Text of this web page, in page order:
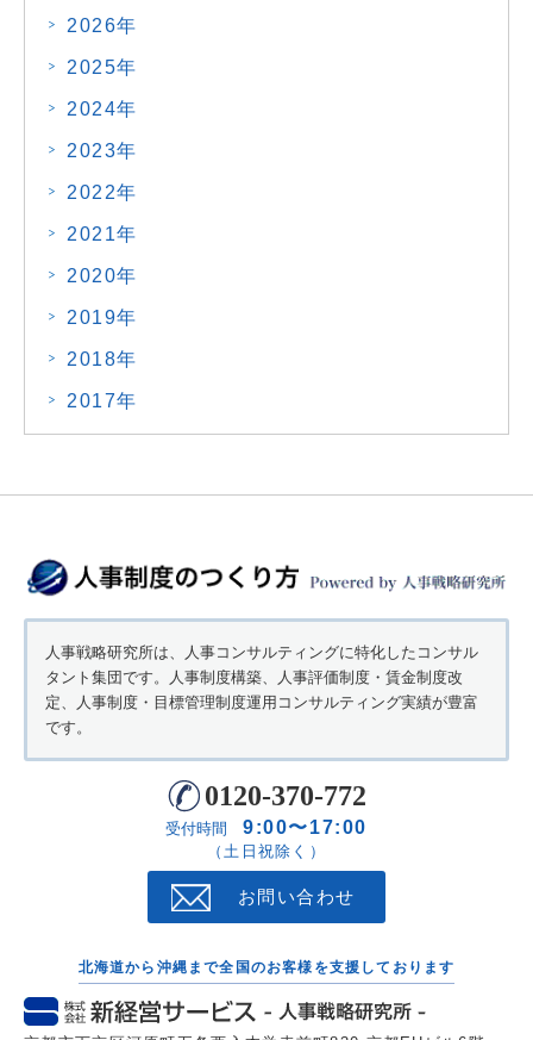
2026年
2025年
2024年
2023年
2022年
2021年
2020年
2019年
2018年
2017年
人事戦略研究所は、人事コンサルティングに特化したコンサル
タント集団です。人事制度構築、人事評価制度・賃金制度改
定、人事制度・目標管理制度運用コンサルティング実績が豊富
です。
0120-370-772
受付時間 9:00〜17:00
（土日祝除く）
お問い合わせ
北海道から沖縄まで全国のお客様を支援しております